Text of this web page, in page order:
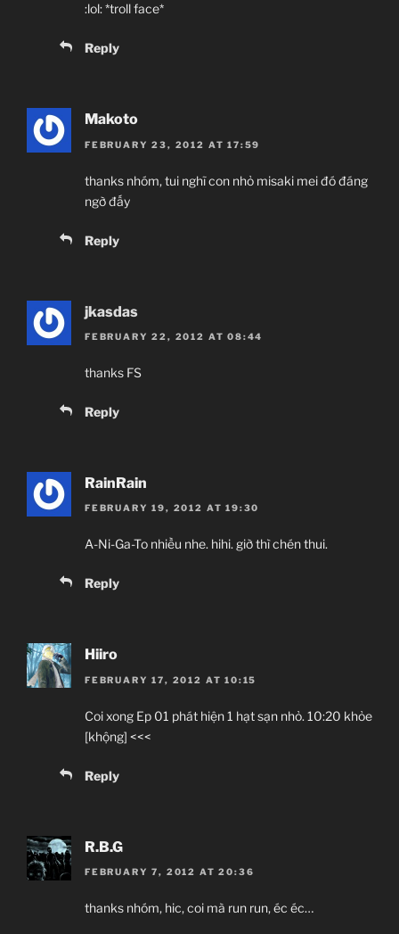
:lol: *troll face*
Reply
Makoto
FEBRUARY 23, 2012 AT 17:59
thanks nhóm, tui nghĩ con nhỏ misaki mei đó đáng
ngờ đấy
Reply
jkasdas
FEBRUARY 22, 2012 AT 08:44
thanks FS
Reply
RainRain
FEBRUARY 19, 2012 AT 19:30
A-Ni-Ga-To nhiều nhe. hihi. giờ thì chén thui.
Reply
Hiiro
FEBRUARY 17, 2012 AT 10:15
Coi xong Ep 01 phát hiện 1 hạt sạn nhỏ. 10:20 khỏe
[khộng] <<<
Reply
R.B.G
FEBRUARY 7, 2012 AT 20:36
thanks nhóm, hic, coi mà run run, éc éc…